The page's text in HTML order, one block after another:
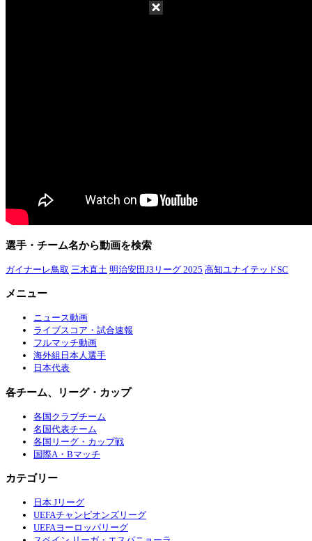
選手・チーム名から動画を検索
ガイナーレ鳥取 三木直土 明治安田J3リーグ 2025 高知ユナイテッドSC
メニュー
ニュース動画
ライブスコア・試合速報
フルマッチ動画
海外組日本人選手
日本代表
各チーム、リーグ・カップ
各国クラブチーム
名国代表チーム
各国リーグ・カップ戦
国際A・Bマッチ
カテゴリー
日本 Jリーグ
UEFAチャンピオンズリーグ
UEFAヨーロッパリーグ